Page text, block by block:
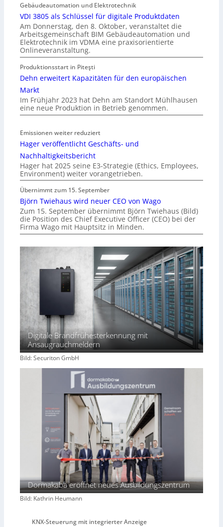
Gebäudeautomation und Elektrotechnik
VDI 3805 als Schlüssel für digitale Produktdaten
Am Donnerstag, den 8. Oktober, veranstaltet die
Arbeitsgemeinschaft BIM Gebäudeautomation und
Elektrotechnik im VDMA eine praxisorientierte
Onlineveranstaltung.
Produktionsstart in Piteşti
Dehn erweitert Kapazitäten für den europäischen
Markt
Im Frühjahr 2023 hat Dehn am Standort Mühlhausen
eine neue Produktion in Betrieb genommen.
Emissionen weiter reduziert
Hager veröffentlicht Geschäfts- und
Nachhaltigkeitsbericht
Hager hat 2025 seine E3-Strategie (Ethics, Employees,
Environment) weiter vorangetrieben.
Übernimmt zum 15. September
Björn Twiehaus wird neuer CEO von Wago
Zum 15. September übernimmt Björn Twiehaus (Bild)
die Position des Chief Executive Officer (CEO) bei der
Firma Wago mit Hauptsitz in Minden.
Digitale Brandfrühesterkennung mit
Ansaugrauchmeldern
Bild: Securiton GmbH
Dormakaba eröffnet neues Ausbildungszentrum
Bild: Kathrin Heumann
KNX-Steuerung mit integrierter Anzeige